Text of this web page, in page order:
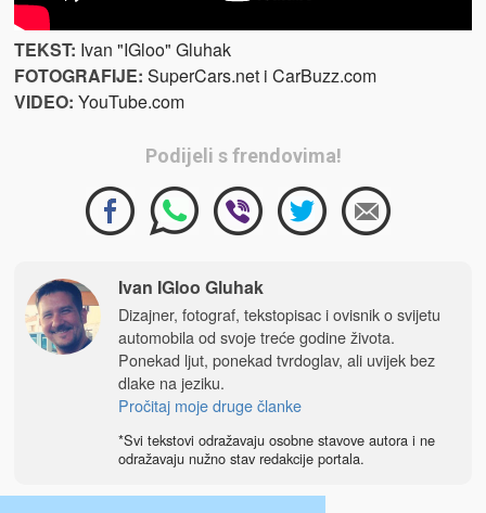
TEKST: Ivan "IGloo" Gluhak
FOTOGRAFIJE: SuperCars.net i CarBuzz.com
VIDEO: YouTube.com
Podijeli s frendovima!
Ivan IGloo Gluhak
Dizajner, fotograf, tekstopisac i ovisnik o svijetu
automobila od svoje treće godine života.
Ponekad ljut, ponekad tvrdoglav, ali uvijek bez
dlake na jeziku.
Pročitaj moje druge članke
*Svi tekstovi odražavaju osobne stavove autora i ne
odražavaju nužno stav redakcije portala.